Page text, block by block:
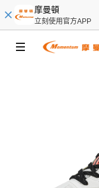
摩曼頓
立刻使用官方APP